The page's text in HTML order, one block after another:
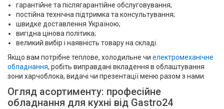
гарантійне та післягарантійне обслуговування;
постійна технічна підтримка та консультування;
швидке доставлення Україною;
вигідна цінова політика;
великий вибір і наявність товару на складі.
Якщо вам потрібне теплове, холодильне чи електромеханічне
обладнання, робіть виправдані вкладення в облаштування
зони харчоблока, видачі чи презентації меню разом з нами.
Огляд асортименту: професійне
обладнання для кухні від Gastro24